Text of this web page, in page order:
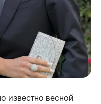
известно весной